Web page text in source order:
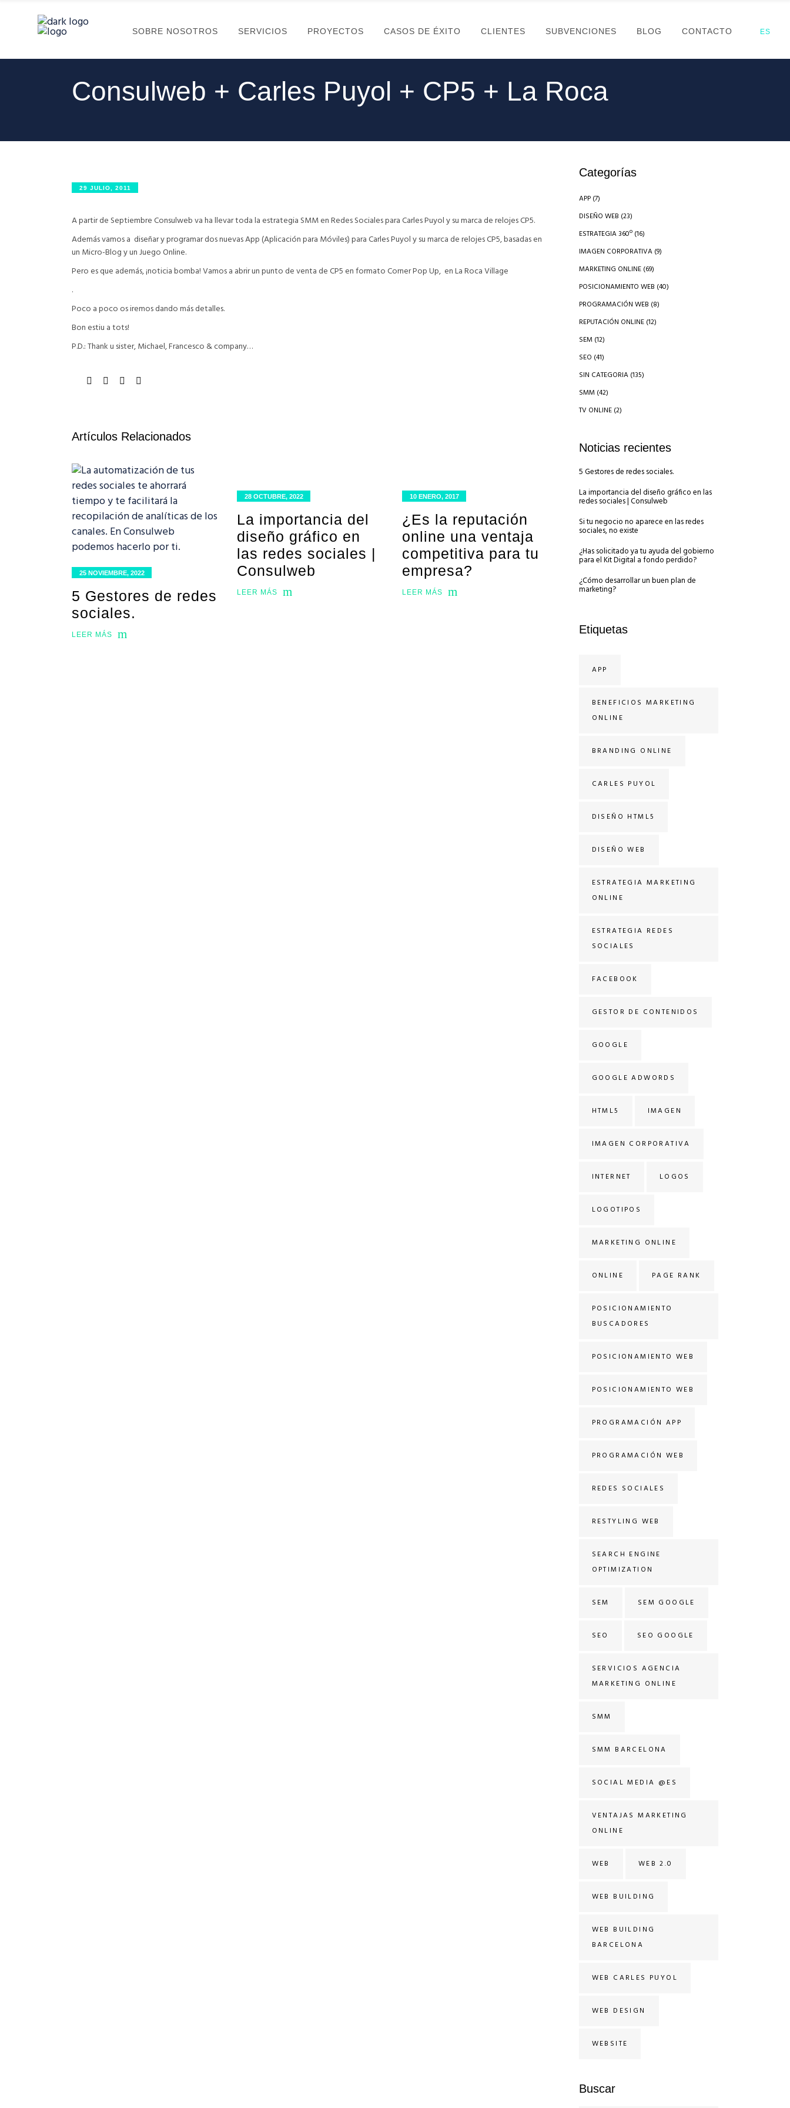
SOBRE NOSOTROS SERVICIOS PROYECTOS CASOS DE ÉXITO CLIENTES SUBVENCIONES BLOG CONTACTO ES
Consulweb + Carles Puyol + CP5 + La Roca
29 JULIO, 2011
A partir de Septiembre Consulweb va ha llevar toda la estrategia SMM en Redes Sociales para Carles Puyol y su marca de relojes CP5.
Además vamos a diseñar y programar dos nuevas App (Aplicación para Móviles) para Carles Puyol y su marca de relojes CP5, basadas en
un Micro-Blog y un Juego Online.
Pero es que además, ¡noticia bomba! Vamos a abrir un punto de venta de CP5 en formato Corner Pop Up, en La Roca Village
.
Poco a poco os iremos dando más detalles.
Bon estiu a tots!
P.D.: Thank u sister, Michael, Francesco & company…
Artículos Relacionados
25 NOVIEMBRE, 2022
5 Gestores de redes
sociales.
LEER MÁS
28 OCTUBRE, 2022
La importancia del
diseño gráfico en
las redes sociales |
Consulweb
LEER MÁS
10 ENERO, 2017
¿Es la reputación
online una ventaja
competitiva para tu
empresa?
LEER MÁS
Categorías
APP(7)
DISEÑO WEB (23)
ESTRATEGIA 360º(16)
IMAGEN CORPORATIVA(9)
MARKETING ONLINE(69)
POSICIONAMIENTO WEB (40)
PROGRAMACIÓN WEB (8)
REPUTACIÓN ONLINE(12)
SEM(12)
SEO (41)
SIN CATEGORIA(135)
SMM(42)
TV ONLINE(2)
Noticias recientes
5 Gestores de redes sociales.
La importancia del diseño gráfico en las
redes sociales | Consulweb
Si tu negocio no aparece en las redes
sociales, no existe
¿Has solicitado ya tu ayuda del gobierno
para el Kit Digital a fondo perdido?
¿Cómo desarrollar un buen plan de
marketing?
Etiquetas
APP
BENEFICIOS MARKETING
ONLINE
BRANDING ONLINE
CARLES PUYOL
DISEÑO HTML5
DISEÑO WEB
ESTRATEGIA MARKETING
ONLINE
ESTRATEGIA REDES
SOCIALES
FACEBOOK
GESTOR DE CONTENIDOS
GOOGLE
GOOGLE ADWORDS
HTML5 IMAGEN
IMAGEN CORPORATIVA
INTERNET LOGOS
LOGOTIPOS
MARKETING ONLINE
ONLINE PAGE RANK
POSICIONAMIENTO
BUSCADORES
POSICIONAMIENTO WEB
POSICIONAMIENTO WEB
PROGRAMACIÓN APP
PROGRAMACIÓN WEB
REDES SOCIALES
RESTYLING WEB
SEARCH ENGINE
OPTIMIZATION
SEM SEM GOOGLE
SEO SEO GOOGLE
SERVICIOS AGENCIA
MARKETING ONLINE
SMM
SMM BARCELONA
SOCIAL MEDIA @ES
VENTAJAS MARKETING
ONLINE
WEB WEB 2.0
WEB BUILDING
WEB BUILDING
BARCELONA
WEB CARLES PUYOL
WEB DESIGN
WEBSITE
Buscar